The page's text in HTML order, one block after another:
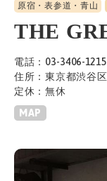
原宿・表参道・青山
THE
電話：03-3406-1215
住所：東京都渋谷
定休：無休
MAP